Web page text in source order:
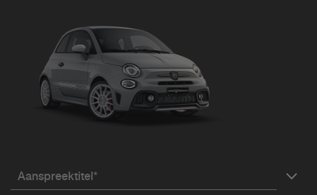
Aanspreektitel*